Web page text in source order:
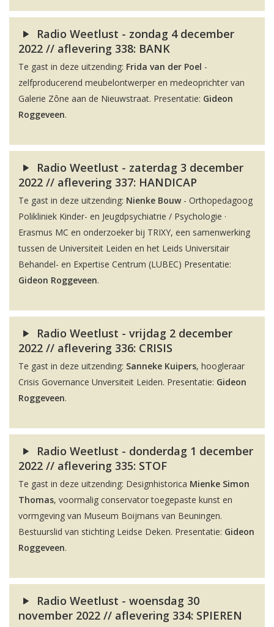
Radio Weetlust - zondag 4 december
2022 // aflevering 338: BANK
Te gast in deze uitzending: Frida van der Poel -
zelfproducerend meubelontwerper en medeoprichter van
Galerie Zône aan de Nieuwstraat. Presentatie: Gideon
Roggeveen.
Radio Weetlust - zaterdag 3 december
2022 // aflevering 337: HANDICAP
Te gast in deze uitzending: Nienke Bouw- Orthopedagoog
Polikliniek Kinder- en Jeugdpsychiatrie / Psychologie ·
Erasmus MC en onderzoeker bij TRIXY, een samenwerking
tussen de Universiteit Leiden en het Leids Universitair
Behandel- en Expertise Centrum (LUBEC) Presentatie:
Gideon Roggeveen.
Radio Weetlust - vrijdag 2 december
2022 // aflevering 336: CRISIS
Te gast in deze uitzending: Sanneke Kuipers, hoogleraar
Crisis Governance Unversiteit Leiden. Presentatie: Gideon
Roggeveen.
Radio Weetlust - donderdag 1 december
2022 // aflevering 335: STOF
Te gast in deze uitzending: Designhistorica Mienke Simon
Thomas, voormalig conservator toegepaste kunst en
vormgeving van Museum Boijmans van Beuningen.
Bestuurslid van stichting Leidse Deken. Presentatie: Gideon
Roggeveen.
Radio Weetlust - woensdag 30
november 2022 // aflevering 334: SPIEREN